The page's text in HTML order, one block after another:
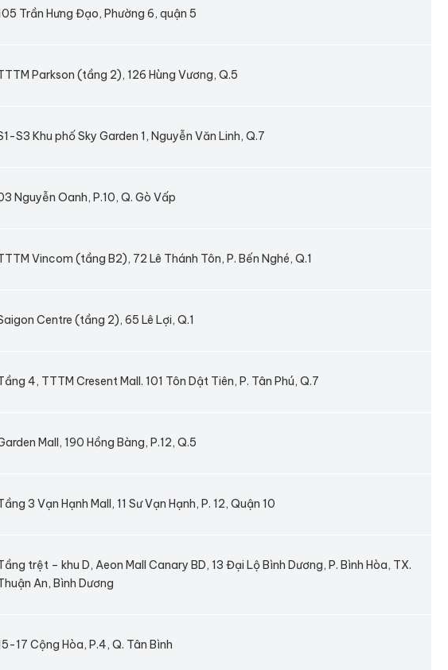
Trần Hưng Đạo, Phường 6, quận 5
Parkson (tầng 2), 126 Hùng Vương, Q.5
S3 Khu phố Sky Garden 1, Nguyễn Văn Linh, Q.7
Nguyễn Oanh, P.10, Q. Gò Vấp
Vincom (tầng B2), 72 Lê Thánh Tôn, P. Bến Nghé, Q.1
Centre (tầng 2), 65 Lê Lợi, Q.1
4, TTTM Cresent Mall. 101 Tôn Dật Tiên, P. Tân Phú, Q.7
Mall, 190 Hồng Bàng, P.12, Q.5
3 Vạn Hạnh Mall, 11 Sư Vạn Hạnh, P. 12, Quận 10
trệt – khu D, Aeon Mall Canary BD, 13 Đại Lộ Bình Dương, P. Bình Hòa, TX.
An, Bình Dương
17 Cộng Hòa, P.4, Q. Tân Bình